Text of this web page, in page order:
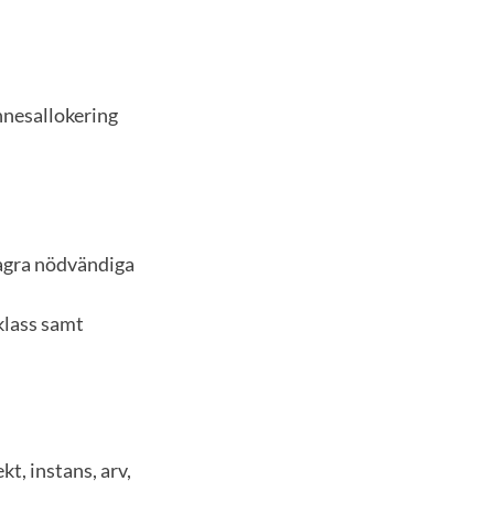
nödvändiga
samt
instans, arv,